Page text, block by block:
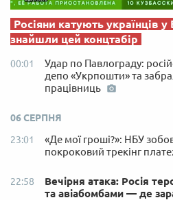
Росіяни катують українців у
знайшли цей концтабір
00:01
Удар по Павлограду:
депо «Укрпошти» та
працівниць
06 СЕРПНЯ
23:01
«Де мої гроші?»: НБУ
покроковий трекінг
22:58
Вечірня атака: Росія
та авіабомбами — де